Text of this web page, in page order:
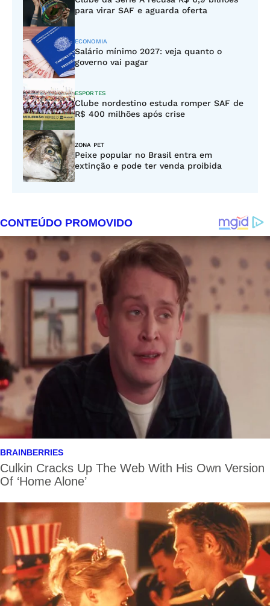
para virar SAF e aguarda oferta
ECONOMIA
Salário mínimo 2027: veja quanto o
governo vai pagar
ESPORTES
Clube nordestino estuda romper SAF de
R$ 400 milhões após crise
ZONA PET
Peixe popular no Brasil entra em
extinção e pode ter venda proibida